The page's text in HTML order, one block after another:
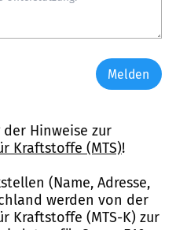
Melden
Hinweise zur
Kraftstoffe (MTS)!
(Name, Adresse,
werden von der
Kraftstoffe (MTS-K) zur